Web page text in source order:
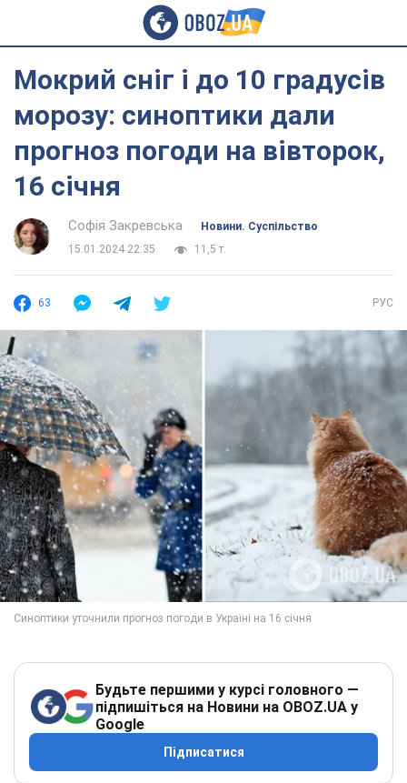
Мокрий сніг і до 10 градусів
морозу: синоптики дали
прогноз погоди на вівторок,
16 січня
Софія Закревська
Новини. Суспільство
15.01.2024 22:35
11,5 т.
63 РУС
Будьте першими у курсі головного —
підпишіться на Новини на OBOZ.UA у
Google
Підписатися